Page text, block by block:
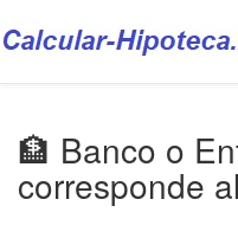
🏦 Banco o
corresponde